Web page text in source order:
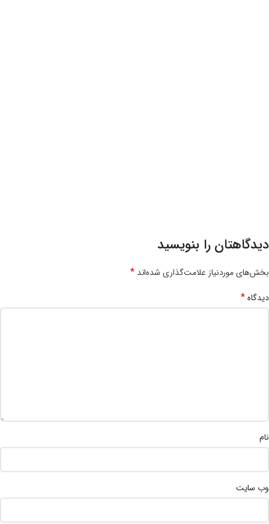
دیدگاهتان را بنویسید
بخش‌های موردنیاز علامت‌گذاری شده‌اند*
دیدگاه*
نام
وب‌ سایت